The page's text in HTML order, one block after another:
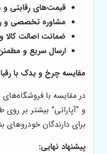
قیمت‌های رقابتی و
مشاوره تخصصی و
ضمانت اصالت
ارسال سریع و
مقایسه چرخ و یدک با
در مقایسه با فروشگاه‌های
و "آپاراتی" بیشتر بر
برای دارندگان خودروهای
پیشنهاد نهایی: